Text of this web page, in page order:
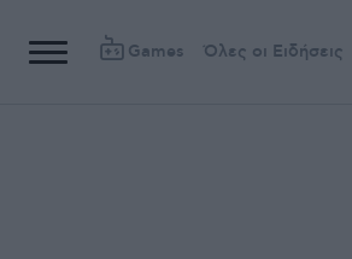
Games Όλες οι Ειδήσεις